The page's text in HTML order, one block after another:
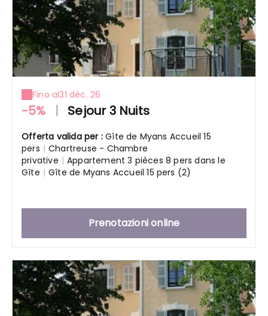
Fino al31 déc. 26
-5% Sejour 3 Nuits
Offerta valida per :Gîte de Myans Accueil 15
pers | Chartreuse - Chambre
privative | Appartement 3 pièces 8 pers dans le
Gîte | Gîte de Myans Accueil 15 pers (2)
Prenotazioni online